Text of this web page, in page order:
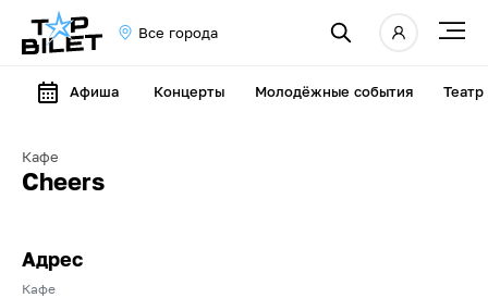
Все города
Афиша Концерты Молодёжные события Театр
Кафе
Cheers
Адрес
Кафе